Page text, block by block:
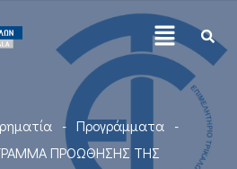
Προγράμματα
ΠΡΟΩΘΗΣΗΣ ΤΗΣ